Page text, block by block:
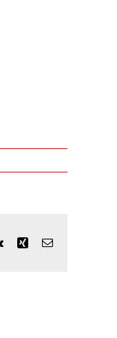
Vk Xing Email